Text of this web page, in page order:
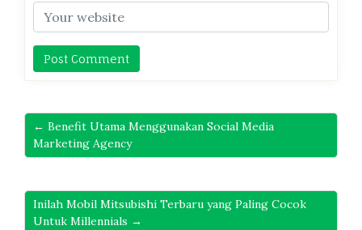
← Benefit Utama Menggunakan Social Media
Marketing Agency
Inilah Mobil Mitsubishi Terbaru yang Paling Cocok
Untuk Millennials →